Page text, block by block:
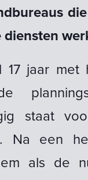
17 jaar met
staat
Na een
als de